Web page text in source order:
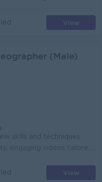
View
(Male)
skills and techniques
View